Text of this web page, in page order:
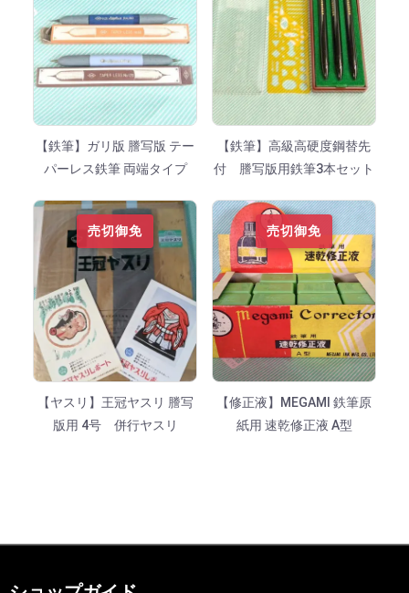
【鉄筆】ガリ版 謄写版 テー
パーレス鉄筆 両端タイプ
【鉄筆】高級高硬度鋼替先
付 謄写版用鉄筆3本セット
売切御免
【ヤスリ】王冠ヤスリ 謄写
版用 4号 併行ヤスリ
売切御免
【修正液】MEGAMI 鉄筆原
紙用 速乾修正液 A型